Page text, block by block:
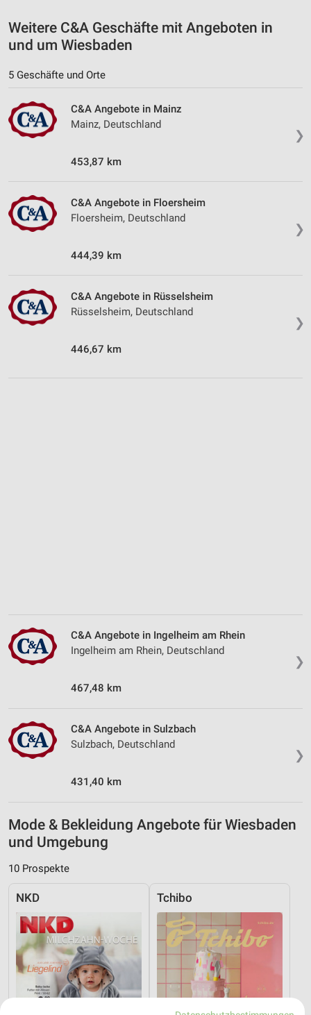
Weitere C&A Geschäfte mit Angeboten in
und um Wiesbaden
5 Geschäfte und Orte
❯
C&A Angebote in Mainz
Mainz, Deutschland
453,87 km
❯
C&A Angebote in Floersheim
Floersheim, Deutschland
444,39 km
❯
C&A Angebote in Rüsselsheim
Rüsselsheim, Deutschland
446,67 km
❯
C&A Angebote in Ingelheim am Rhein
Ingelheim am Rhein, Deutschland
467,48 km
❯
C&A Angebote in Sulzbach
Sulzbach, Deutschland
431,40 km
Mode & Bekleidung Angebote für Wiesbaden
und Umgebung
10 Prospekte
NKD Tchibo